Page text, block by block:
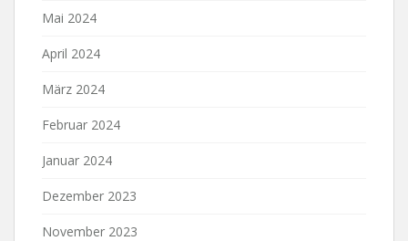
Mai 2024
April 2024
März 2024
Februar 2024
Januar 2024
Dezember 2023
November 2023